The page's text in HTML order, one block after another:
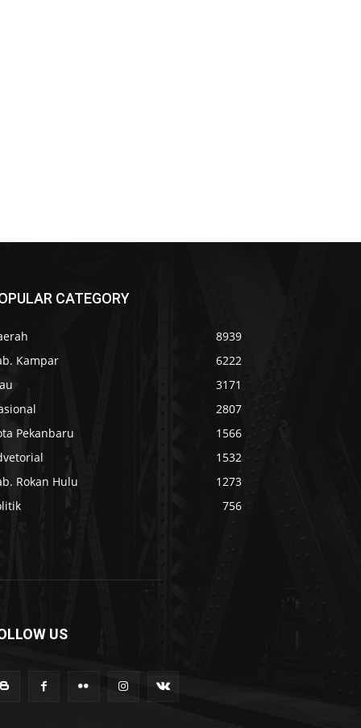
CATEGORY
8939
Kampar
6222
3171
2807
Pekanbaru
1566
1532
Rokan Hulu
1273
756
US